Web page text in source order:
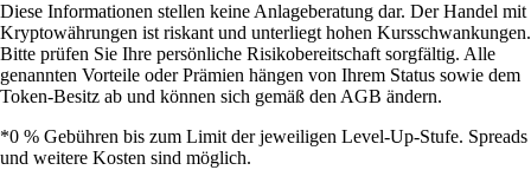
Diese Informationen stellen keine Anlageberatung dar. Der Handel mit
Kryptowährungen ist riskant und unterliegt hohen Kursschwankungen.
Bitte prüfen Sie Ihre persönliche Risikobereitschaft sorgfältig. Alle
genannten Vorteile oder Prämien hängen von Ihrem Status sowie dem
Token-Besitz ab und können sich gemäß den AGB ändern.
*0 % Gebühren bis zum Limit der jeweiligen Level-Up-Stufe. Spreads
und weitere Kosten sind möglich.